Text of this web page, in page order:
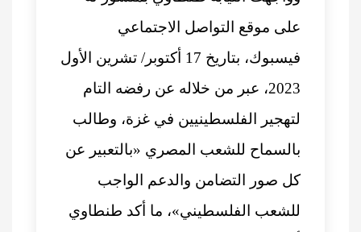
على موقع التواصل الاجتماعي
فيسبوك، بتاريخ 17 أكتوبر/ تشرين الأول
2023، عبر من خلاله عن رفضه التام
لتهجير الفلسطينيين في غزة، وطالب
بالسماح للشعب المصري «بالتعبير عن
كل صور التضامن والدعم الواجب
للشعب الفلسطيني»، ما أكد طنطاوي